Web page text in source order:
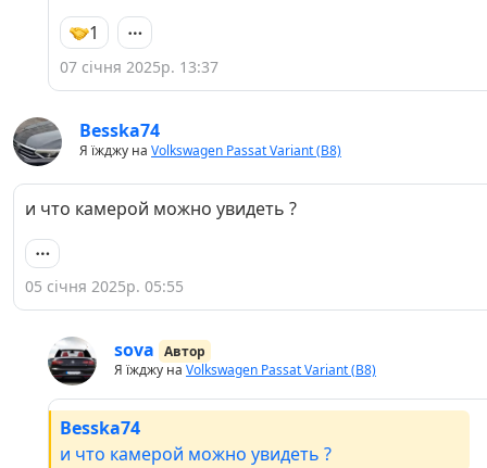
1
07 січня 2025р. 13:37
Besska74
Я їжджу на Volkswagen Passat Variant (B8)
и что камерой можно увидеть ?
05 січня 2025р. 05:55
sova Автор
Я їжджу на Volkswagen Passat Variant (B8)
Besska74
и что камерой можно увидеть ?